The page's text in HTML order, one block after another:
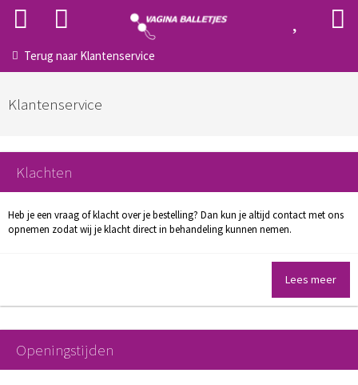
Terug naar Klantenservice
Klantenservice
Klachten
Heb je een vraag of klacht over je bestelling? Dan kun je altijd contact met ons
opnemen zodat wij je klacht direct in behandeling kunnen nemen.
Lees meer
Openingstijden